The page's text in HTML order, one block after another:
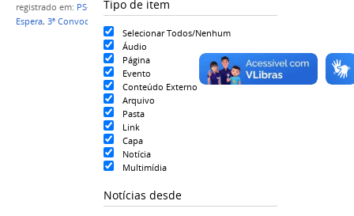
Tipo de item
Selecionar Todos/Nenhum
Áudio
Página
Evento
Conteúdo Externo
Arquivo
Pasta
Link
Capa
Notícia
Multimídia
Notícias desde
registrado em: PS-ICG 2021,Sisu 2021,
Espera, 3ª Convocação